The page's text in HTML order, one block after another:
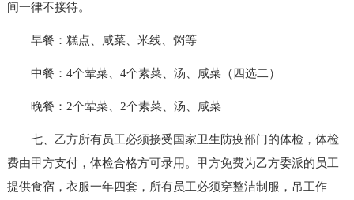
间一律不接待。
早餐：糕点、咸菜、米线、粥等
中餐：4个荤菜、4个素菜、汤、咸菜（四选二）
晚餐：2个荤菜、2个素菜、汤、咸菜
七、乙方所有员工必须接受国家卫生防疫部门的体检，体检
费由甲方支付，体检合格方可录用。甲方免费为乙方委派的员工
提供食宿，衣服一年四套，所有员工必须穿整洁制服，吊工作